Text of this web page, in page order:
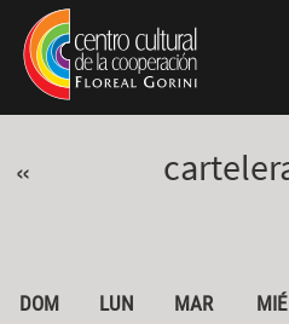
Pasar al contenido principal
Jump to main content
«
DOM LUN MAR MIÉ